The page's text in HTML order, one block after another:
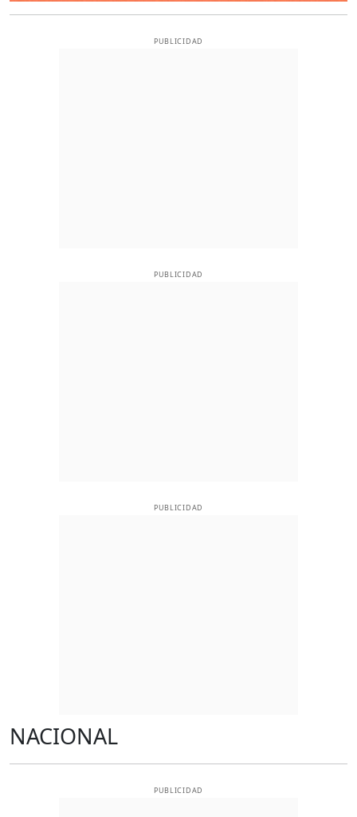
PUBLICIDAD
PUBLICIDAD
PUBLICIDAD
NACIONAL
PUBLICIDAD